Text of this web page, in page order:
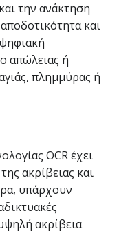
την ανάκτηση
και
απώλειας ή
πλημμύρας ή
OCR έχει
ακρίβειας και
υπάρχουν
ακρίβεια